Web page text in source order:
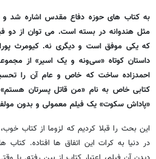
به کتاب های حوزه دفاع مقدس اشاره شد
مثل هندوانه در بسته است. می توان از دو
که یکی موفق است و دیگری نه. کیومرث
داستان کوتاه «سی‌ونه و یک اسیر» از
احمدزاده ساخت که خاص و عام آن را
کتابی خاص به نام «من قاتل پسرتان
«پاداش سکوت» یک فیلم معمولی و بدون
این بحث را قبلا کردیم که لزوما از کتاب
در دنیا به کرات این اتفاق ها افتاده. کتاب